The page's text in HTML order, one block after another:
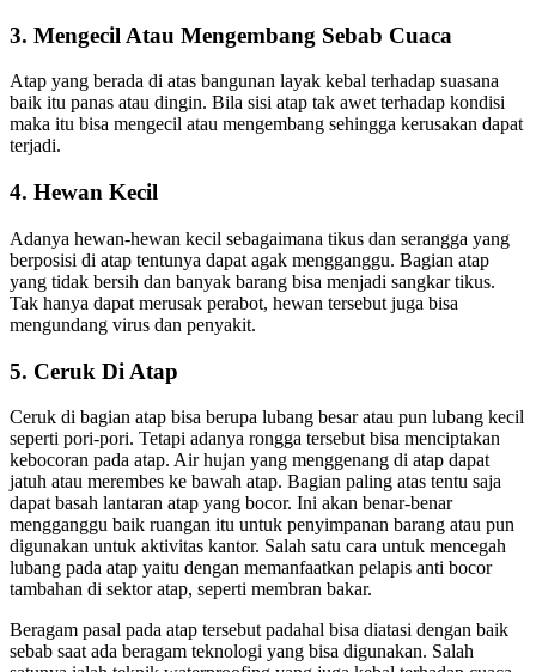
3. Mengecil Atau Mengembang Sebab Cuaca
Atap yang berada di atas bangunan layak kebal terhadap suasana
baik itu panas atau dingin. Bila sisi atap tak awet terhadap kondisi
maka itu bisa mengecil atau mengembang sehingga kerusakan dapat
terjadi.
4. Hewan Kecil
Adanya hewan-hewan kecil sebagaimana tikus dan serangga yang
berposisi di atap tentunya dapat agak mengganggu. Bagian atap
yang tidak bersih dan banyak barang bisa menjadi sangkar tikus.
Tak hanya dapat merusak perabot, hewan tersebut juga bisa
mengundang virus dan penyakit.
5. Ceruk Di Atap
Ceruk di bagian atap bisa berupa lubang besar atau pun lubang kecil
seperti pori-pori. Tetapi adanya rongga tersebut bisa menciptakan
kebocoran pada atap. Air hujan yang menggenang di atap dapat
jatuh atau merembes ke bawah atap. Bagian paling atas tentu saja
dapat basah lantaran atap yang bocor. Ini akan benar-benar
mengganggu baik ruangan itu untuk penyimpanan barang atau pun
digunakan untuk aktivitas kantor. Salah satu cara untuk mencegah
lubang pada atap yaitu dengan memanfaatkan pelapis anti bocor
tambahan di sektor atap, seperti membran bakar.
Beragam pasal pada atap tersebut padahal bisa diatasi dengan baik
sebab saat ada beragam teknologi yang bisa digunakan. Salah